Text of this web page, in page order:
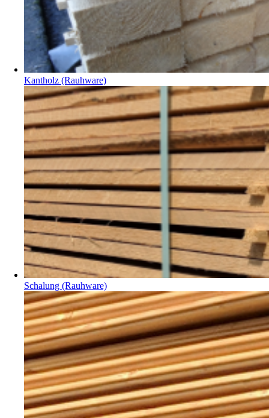
Kantholz (Rauhware)
Schalung (Rauhware)